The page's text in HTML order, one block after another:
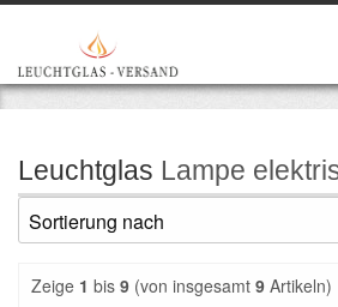
Leuchtglas Lampe
Zeige 1 bis 9 (von insgesamt 9 Artikeln)